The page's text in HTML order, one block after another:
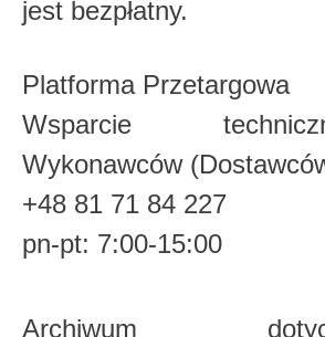
jest bezpłatny.
Platforma Przetargowa
Wsparcie
Wykonawców
+48 81 71 84 227
pn-pt: 7:00-15:00
Archiwum